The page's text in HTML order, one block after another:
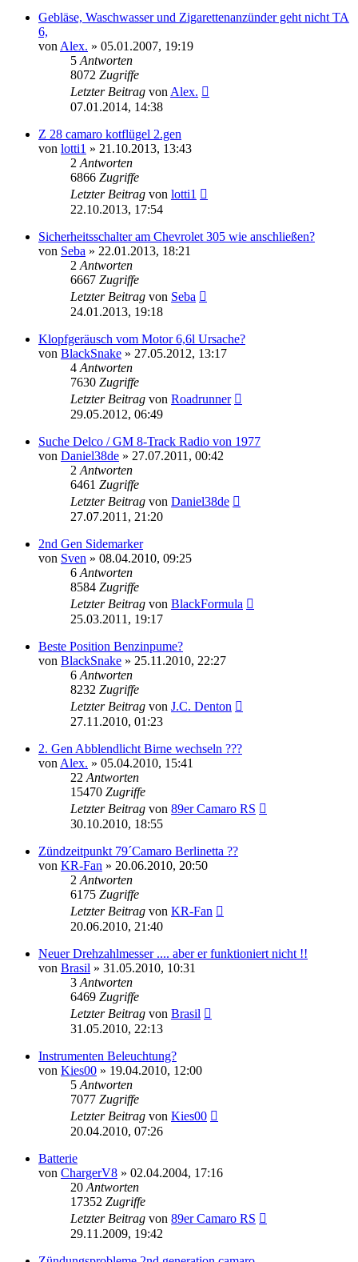
Gebläse, Waschwasser und Zigarettenanzünder geht nicht TA
6,
von Alex. » 05.01.2007, 19:19
5 Antworten
8072 Zugriffe
Letzter Beitrag von Alex.
07.01.2014, 14:38
Z 28 camaro kotflügel 2.gen
von lotti1 » 21.10.2013, 13:43
2 Antworten
6866 Zugriffe
Letzter Beitrag von lotti1
22.10.2013, 17:54
Sicherheitsschalter am Chevrolet 305 wie anschließen?
von Seba » 22.01.2013, 18:21
2 Antworten
6667 Zugriffe
Letzter Beitrag von Seba
24.01.2013, 19:18
Klopfgeräusch vom Motor 6,6l Ursache?
von BlackSnake » 27.05.2012, 13:17
4 Antworten
7630 Zugriffe
Letzter Beitrag von Roadrunner
29.05.2012, 06:49
Suche Delco / GM 8-Track Radio von 1977
von Daniel38de » 27.07.2011, 00:42
2 Antworten
6461 Zugriffe
Letzter Beitrag von Daniel38de
27.07.2011, 21:20
2nd Gen Sidemarker
von Sven » 08.04.2010, 09:25
6 Antworten
8584 Zugriffe
Letzter Beitrag von BlackFormula
25.03.2011, 19:17
Beste Position Benzinpume?
von BlackSnake » 25.11.2010, 22:27
6 Antworten
8232 Zugriffe
Letzter Beitrag von J.C. Denton
27.11.2010, 01:23
2. Gen Abblendlicht Birne wechseln ???
von Alex. » 05.04.2010, 15:41
22 Antworten
15470 Zugriffe
Letzter Beitrag von 89er Camaro RS
30.10.2010, 18:55
Zündzeitpunkt 79´Camaro Berlinetta ??
von KR-Fan » 20.06.2010, 20:50
2 Antworten
6175 Zugriffe
Letzter Beitrag von KR-Fan
20.06.2010, 21:40
Neuer Drehzahlmesser .... aber er funktioniert nicht !!
von Brasil » 31.05.2010, 10:31
3 Antworten
6469 Zugriffe
Letzter Beitrag von Brasil
31.05.2010, 22:13
Instrumenten Beleuchtung?
von Kies00 » 19.04.2010, 12:00
5 Antworten
7077 Zugriffe
Letzter Beitrag von Kies00
20.04.2010, 07:26
Batterie
von ChargerV8 » 02.04.2004, 17:16
20 Antworten
17352 Zugriffe
Letzter Beitrag von 89er Camaro RS
29.11.2009, 19:42